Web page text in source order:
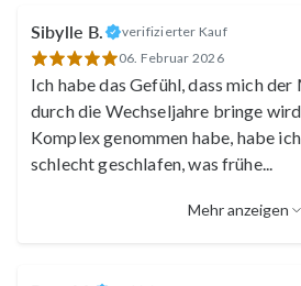
Simone
Sibylle B.
verifizierter Kauf
06. Februar 2026
Ich habe das Gefühl, dass mich
durch die Wechseljahre bringe
Komplex genommen habe, habe
schlecht geschlafen, was frühe...
Mehr anzeigen